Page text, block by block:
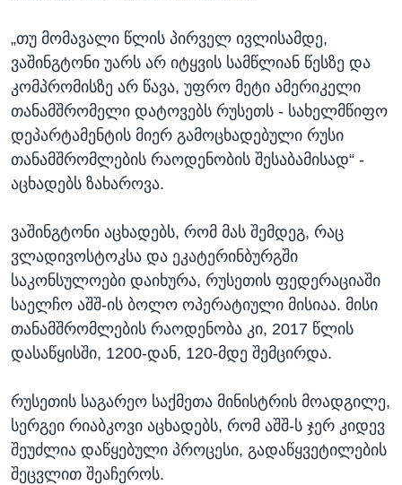
„თუ მომავალი წლის პირველ ივლისამდე,
ვაშინგტონი უარს არ იტყვის სამწლიან წესზე და
კომპრომისზე არ წავა, უფრო მეტი ამერიკელი
თანამშრომელი დატოვებს რუსეთს - სახელმწიფო
დეპარტამენტის მიერ გამოცხადებული რუსი
თანამშრომლების რაოდენობის შესაბამისად“ -
აცხადებს ზახაროვა.
ვაშინგტონი აცხადებს, რომ მას შემდეგ, რაც
ვლადივოსტოკსა და ეკატერინბურგში
საკონსულოები დაიხურა, რუსეთის ფედერაციაში
საელჩო აშშ-ის ბოლო ოპერატიული მისიაა. მისი
თანამშრომლების რაოდენობა კი, 2017 წლის
დასაწყისში, 1200-დან, 120-მდე შემცირდა.
რუსეთის საგარეო საქმეთა მინისტრის მოადგილე,
სერგეი რიაბკოვი აცხადებს, რომ აშშ-ს ჯერ კიდევ
შეუძლია დაწყებული პროცესი, გადაწყვეტილების
შეცვლით შეაჩეროს.